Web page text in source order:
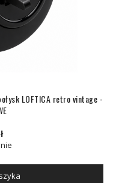
LOFTICA retro vintage -